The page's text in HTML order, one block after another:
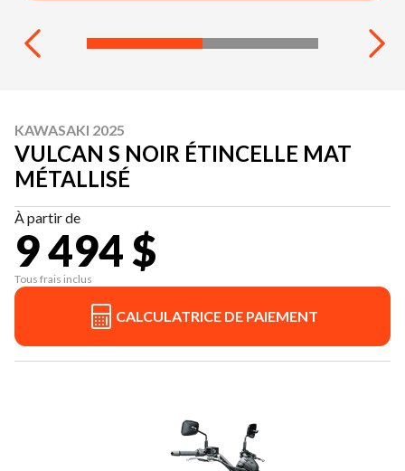
KAWASAKI 2025
VULCAN S NOIR ÉTINCELLE MAT
MÉTALLISÉ
À partir de
9 494 $
Tous frais inclus
CALCULATRICE DE PAIEMENT